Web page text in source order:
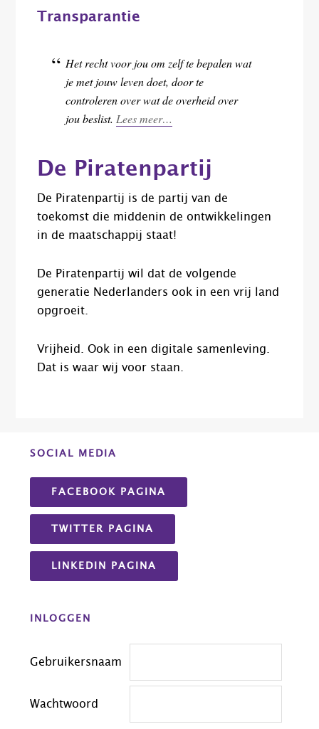
Transparantie
Het recht voor jou om zelf te bepalen wat
je met jouw leven doet, door te
controlerenoverwat de overheid over
jou beslist. Lees meer…
De Piratenpartij
De Piratenpartij is de partij van de
toekomst die middenin de ontwikkelingen
in de maatschappij staat!
De Piratenpartij wil dat de volgende
generatie Nederlanders ook in een vrij land
opgroeit.
Vrijheid. Ook in een digitale samenleving.
Dat is waar wij voor staan.
Before
SOCIAL MEDIA
FACEBOOK PAGINA
TWITTER PAGINA
LINKEDIN PAGINA
INLOGGEN
Gebruikersnaam
Wachtwoord